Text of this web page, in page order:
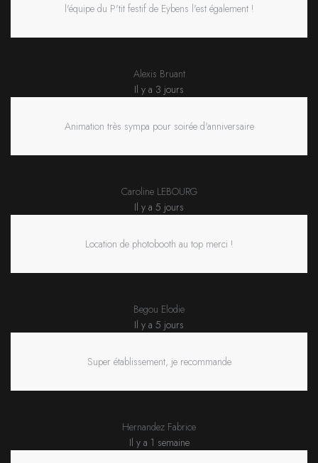
l'équipe du P'tit festif de Eybens l'est également !
Alexis Bruant
Il y a 3 jours
Animation très sympa pour soirée d'anniversaire
Caroline LEBOURG
Il y a 5 jours
Location de photobooth au top merci !
Begou Elodie
Il y a 5 jours
Super établissement, je recommande
Hernandez Fabrice
Il y a 1 semaine